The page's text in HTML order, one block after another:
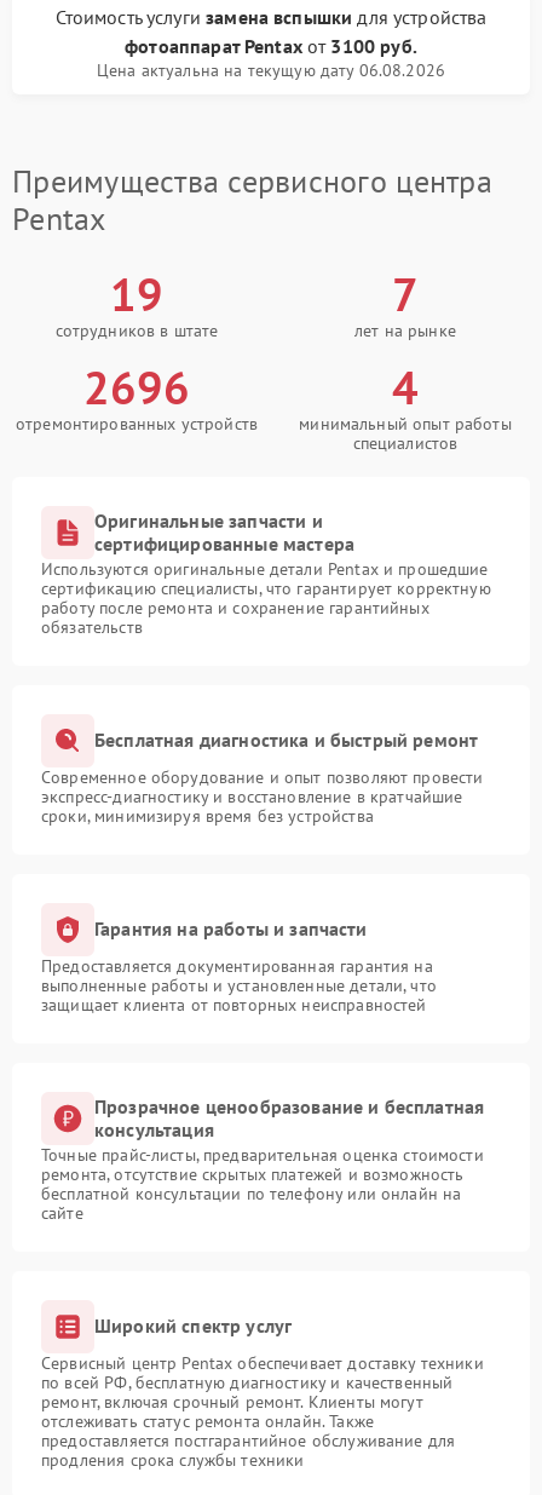
Стоимость услугизамена вспышки для устройства
фотоаппарат Pentaxот 3100 руб.
Цена актуальна на текущую дату 06.08.2026
Преимущества сервисного центра
Pentax
19
сотрудников в штате
7
лет на рынке
2696
отремонтированных устройств
4
минимальный опыт работы
специалистов
Оригинальные запчасти и
сертифицированные мастера
Используются оригинальные детали Pentax и прошедшие
сертификацию специалисты, что гарантирует корректную
работу после ремонта и сохранение гарантийных
обязательств
Бесплатная диагностика и быстрый ремонт
Современное оборудование и опыт позволяют провести
экспресс-диагностику и восстановление в кратчайшие
сроки, минимизируя время без устройства
Гарантия на работы и запчасти
Предоставляется документированная гарантия на
выполненные работы и установленные детали, что
защищает клиента от повторных неисправностей
Прозрачное ценообразование и бесплатная
консультация
Точные прайс-листы, предварительная оценка стоимости
ремонта, отсутствие скрытых платежей и возможность
бесплатной консультации по телефону или онлайн на
сайте
Широкий спектр услуг
Сервисный центр Pentax обеспечивает доставку техники
по всей РФ, бесплатную диагностику и качественный
ремонт, включая срочный ремонт. Клиенты могут
отслеживать статус ремонта онлайн. Также
предоставляется постгарантийное обслуживание для
продления срока службы техники